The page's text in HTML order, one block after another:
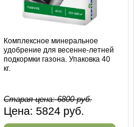
Комплексное минеральное
удобрение для весенне-летней
подкормки газона. Упаковка 40
кг.
Старая цена:6800руб.
Цена: 5824 руб.